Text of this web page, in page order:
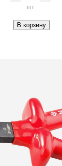
шт
В корзину